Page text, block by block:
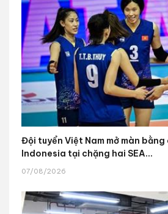
Đội tuyển Việt Nam mở màn bằng
Indonesia tại chặng hai SEA...
07/08/2026